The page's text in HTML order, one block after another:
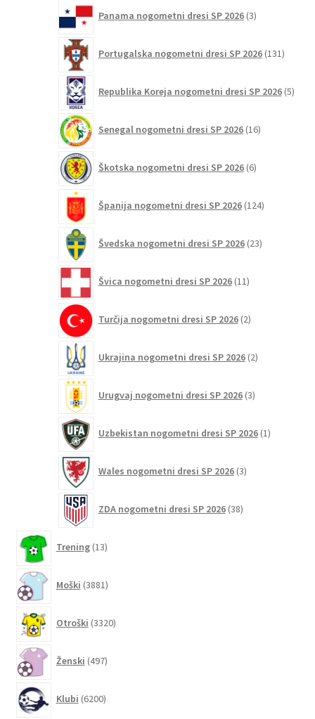
Panama nogometni dresi SP 2026 3izdelki
Portugalska nogometni dresi SP 2026 131
Republika Koreja nogometni dresi SP 2026 5
Senegal nogometni dresi SP 2026 16izdelkov
Škotska nogometni dresi SP 2026 6izdelkov
Španija nogometni dresi SP 2026 124izdelkov
Švedska nogometni dresi SP 2026 23izdelkov
Švica nogometni dresi SP 2026 11izdelkov
Turčija nogometni dresi SP 2026 2izdelka
Ukrajina nogometni dresi SP 2026 2izdelka
Urugvaj nogometni dresi SP 2026 3izdelki
Uzbekistan nogometni dresi SP 2026 1izdelek
Wales nogometni dresi SP 2026 3izdelki
ZDA nogometni dresi SP 2026 38izdelkov
Trening 13izdelkov
Moški 3881izdelkov
Otroški 3320izdelkov
Ženski 497izdelkov
Klubi 6200izdelkov